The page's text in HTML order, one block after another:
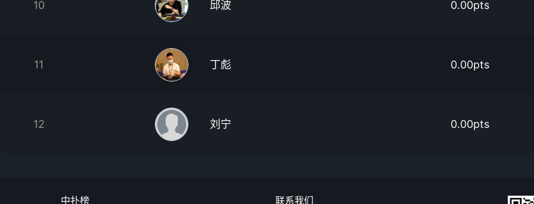
10 邱波 0.00pts
11 丁彪 0.00pts
12 刘宁 0.00pts
中扑榜 联系我们